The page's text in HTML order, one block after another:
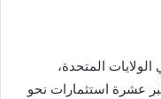
المتحدة،
عشرة استثمارات نحو